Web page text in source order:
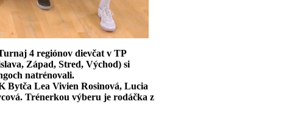
4 regiónov dievčat v TP
Západ, Stred, Východ) si
natrénovali.
Bytča Lea Vivien Rosinová, Lucia
Trénerkou výberu je rodáčka z